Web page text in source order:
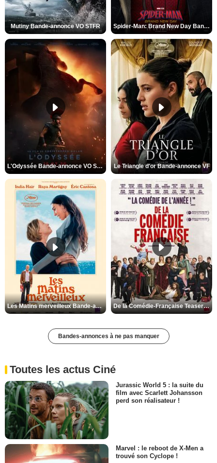
Mutiny Bande-annonce VO STFR Spider-Man: Brand New Day Bande-annonce VO STFR
L'Odyssée Bande-annonce VO STFR Le Triangle d'or Bande-annonce VF
Les Matins merveilleux Bande-annonce VF De la Comédie-Française Teaser VF
Bandes-annonces à ne pas manquer
Toutes les actus Ciné
Jurassic World 5 : la suite du
film avec Scarlett Johansson
perd son réalisateur !
Marvel : le reboot de X-Men a
trouvé son Cyclope !